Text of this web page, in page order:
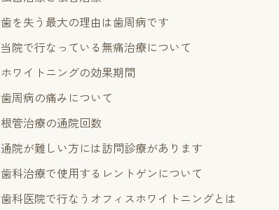
歯を失う最大の理由は歯周病です
当院で行なっている無痛治療について
ホワイトニングの効果期間
歯周病の痛みについて
根管治療の通院回数
通院が難しい方には訪問診療があります
歯科治療で使用するレントゲンについて
歯科医院で行なうオフィスホワイトニングとは